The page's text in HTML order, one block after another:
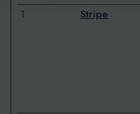
1
Stripe